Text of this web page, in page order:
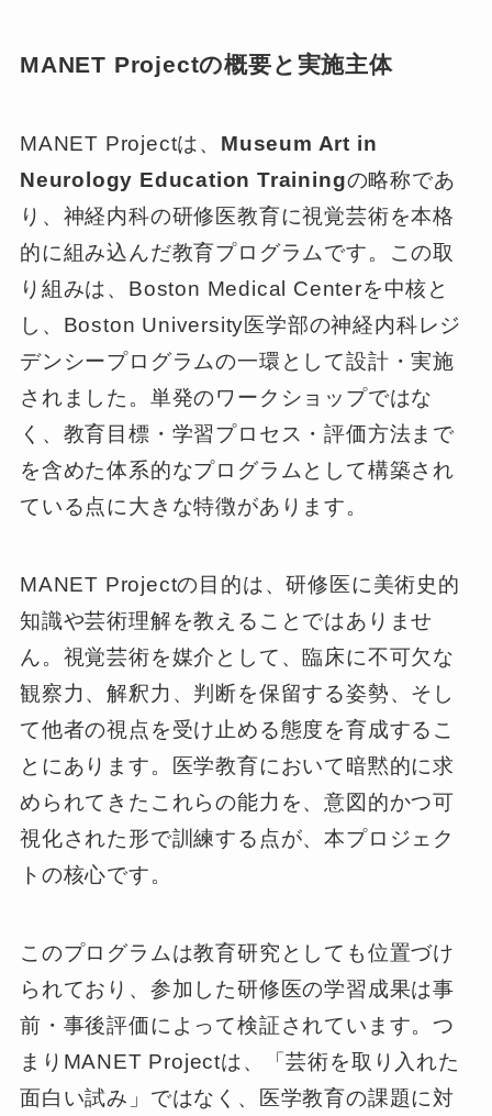
MANET Projectの概要と実施主体
MANET Projectは、 Museum Art in
Neurology Education Trainingの略称であ
り、神経内科の研修医教育に視覚芸術を本格
的に組み込んだ教育プログラムです。この取
り組みは、Boston Medical Centerを中核と
し、Boston University医学部の神経内科レジ
デンシープログラムの一環として設計・実施
されました。単発のワークショップではな
く、教育目標・学習プロセス・評価方法まで
を含めた体系的なプログラムとして構築され
ている点に大きな特徴があります。
MANET Projectの目的は、研修医に美術史的
知識や芸術理解を教えることではありませ
ん。視覚芸術を媒介として、臨床に不可欠な
観察力、解釈力、判断を保留する姿勢、そし
て他者の視点を受け止める態度を育成するこ
とにあります。医学教育において暗黙的に求
められてきたこれらの能力を、意図的かつ可
視化された形で訓練する点が、本プロジェク
トの核心です。
このプログラムは教育研究としても位置づけ
られており、参加した研修医の学習成果は事
前・事後評価によって検証されています。つ
まりMANET Projectは、「芸術を取り入れた
面白い試み」ではなく、医学教育の課題に対